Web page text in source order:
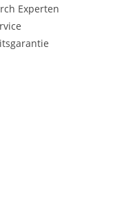
Experten